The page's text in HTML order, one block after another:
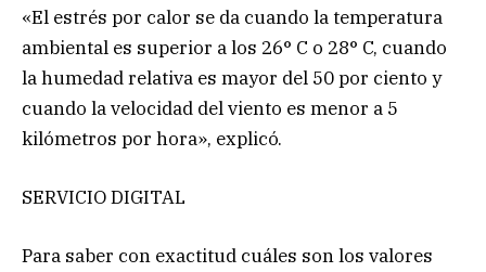
«El estrés por calor se da cuando la temperatura
ambiental es superior a los 26° C o 28° C, cuando
la humedad relativa es mayor del 50 por ciento y
cuando la velocidad del viento es menor a 5
kilómetros por hora», explicó.
SERVICIO DIGITAL
Para saber con exactitud cuáles son los valores